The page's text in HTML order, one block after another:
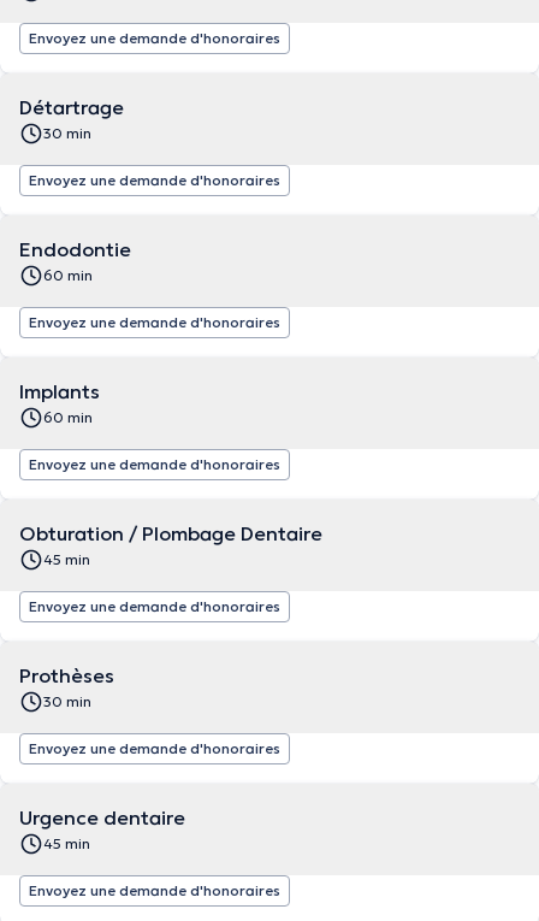
Envoyez une demande d'honoraires
Détartrage
30 min
Envoyez une demande d'honoraires
Endodontie
60 min
Envoyez une demande d'honoraires
Implants
60 min
Envoyez une demande d'honoraires
Obturation / Plombage Dentaire
45 min
Envoyez une demande d'honoraires
Prothèses
30 min
Envoyez une demande d'honoraires
Urgence dentaire
45 min
Envoyez une demande d'honoraires